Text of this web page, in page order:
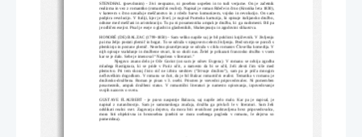
STENDHAL (psevdonim) - živi neopazno, ni posebno uspešen in to tudi verjame. On je začetnik
realizma in vez z romantiko (romantični realist). Napisal je roman Rdeče in črno (Kronika leta 1830),
v katerem s črno označuje meščanstvo in z rdečo barvo komunizem, vojsko in revolucijo. On sam
podpira revolucijo. V Italiji, kjer je živel, je napisal Parmska kartuzija, ki opisuje italijansko družbo,
odnose med meščani in aristokracijo. Tu pa ni posameznika ampak je družba, ki  ga nadomesti. Bil pa
je odličen esejist. Pisal je eseje o glasbi in glasbenikih, Shakespearju in zgodovini slikarstva.
HONORÉ (DE) BALZAC (1799-1850) - Sam veliko napiše saj je bil poklicni književnik. V življenju
pa ima željo postati plemič in bogat. To se odraža v njegovem celem življenju. Pred smrtjo se poroči s
plemkinjo in postane plemič. Nenehno pisateljevanje se odraža v ciklu romanov Človeška komedija. V
nijh opisuje vsakdanje in družbene stvari, ki so okoli nas. Želel je prikazati francosko družbo v vsem
kar se je dalo. Sebe je imenoval “Napoleon v literaturi.”
Njegovo znano delo je Oče Goriot (on sam je odsev Evgena). V romanu se odvija zgodba
mladega Rastignaca,  ki se pride v Pariz učit, a namesto da bi se učil, želi zlesti čim više med
plemstvo. Pri tem skoraj čisto nič ne izbira sredstev (“žrtvuje družino”), sam pa je priča mnogim
nečloveškim dogodkom. V romanu se čuti, da je bil Balzac romantični realist. Tematika v romanu je
družinsko-družbena. Roman je pisan v 3. osebi. Prisoten je vsevedni pripovedovalec. Ni pomemben
posameznik, ampak družbeni status. V romantični literaturi je namesto opisovanja, izpovedovanje
svojih nazorov o svetu.
GUSTAVE FLAUBERT - je pravo nasprotje Balzaca, saj napiše zelo malo. Kar pa je napisal, je
napisal z natančnostjo. Sam je samotarskega značaja, družba ga privlači le v literaturi. Sam želi
odslikati realni svet. Zagovarja dejstvo, da mora biti resničnost predstavljena brez pripovedovalca,
mora  biti  objektivna  in brezosebna  (znebiti  se mora  osebnega  pogleda  v romanu,  le dejstva  so
pomembna).